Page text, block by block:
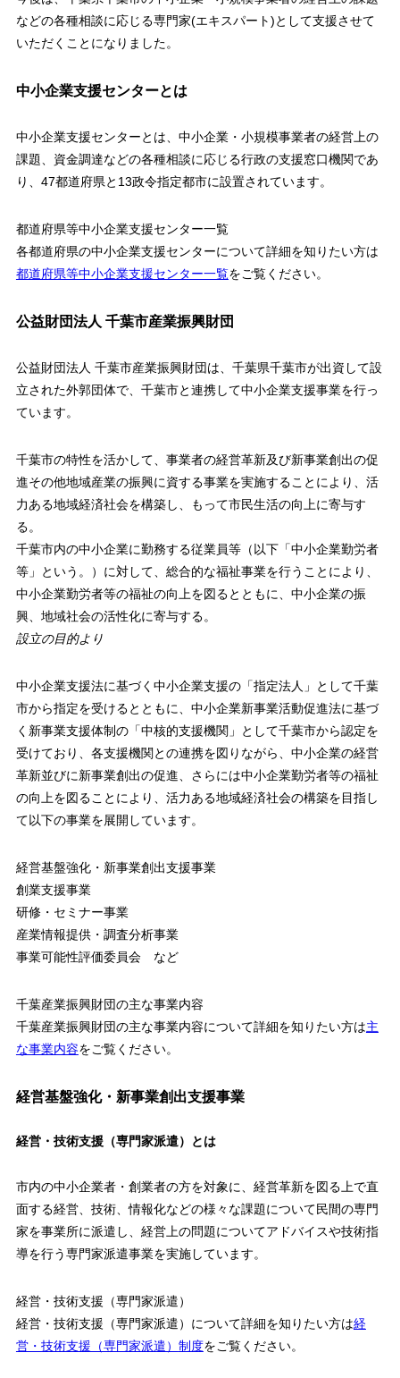
などの各種相談に応じる専門家(エキスパート)として支援させて
いただくことになりました。
中小企業支援センターとは
中小企業支援センターとは、中小企業・小規模事業者の経営上の
課題、資金調達などの各種相談に応じる行政の支援窓口機関であ
り、47都道府県と13政令指定都市に設置されています。
都道府県等中小企業支援センター一覧
各都道府県の中小企業支援センターについて詳細を知りたい方は
都道府県等中小企業支援センター一覧をご覧ください。
公益財団法人 千葉市産業振興財団
公益財団法人 千葉市産業振興財団は、千葉県千葉市が出資して設
立された外郭団体で、千葉市と連携して中小企業支援事業を行っ
ています。
千葉市の特性を活かして、事業者の経営革新及び新事業創出の促
進その他地域産業の振興に資する事業を実施することにより、活
力ある地域経済社会を構築し、もって市民生活の向上に寄与す
る。
千葉市内の中小企業に勤務する従業員等（以下「中小企業勤労者
等」という。）に対して、総合的な福祉事業を行うことにより、
中小企業勤労者等の福祉の向上を図るとともに、中小企業の振
興、地域社会の活性化に寄与する。
設立の目的より
中小企業支援法に基づく中小企業支援の「指定法人」として千葉
市から指定を受けるとともに、中小企業新事業活動促進法に基づ
く新事業支援体制の「中核的支援機関」として千葉市から認定を
受けており、各支援機関との連携を図りながら、中小企業の経営
革新並びに新事業創出の促進、さらには中小企業勤労者等の福祉
の向上を図ることにより、活力ある地域経済社会の構築を目指し
て以下の事業を展開しています。
経営基盤強化・新事業創出支援事業
創業支援事業
研修・セミナー事業
産業情報提供・調査分析事業
事業可能性評価委員会 など
千葉産業振興財団の主な事業内容
千葉産業振興財団の主な事業内容について詳細を知りたい方は主
な事業内容をご覧ください。
経営基盤強化・新事業創出支援事業
経営・技術支援（専門家派遣）とは
市内の中小企業者・創業者の方を対象に、経営革新を図る上で直
面する経営、技術、情報化などの様々な課題について民間の専門
家を事業所に派遣し、経営上の問題についてアドバイスや技術指
導を行う専門家派遣事業を実施しています。
経営・技術支援（専門家派遣）
経営・技術支援（専門家派遣）について詳細を知りたい方は経
営・技術支援（専門家派遣） 制度をご覧ください。